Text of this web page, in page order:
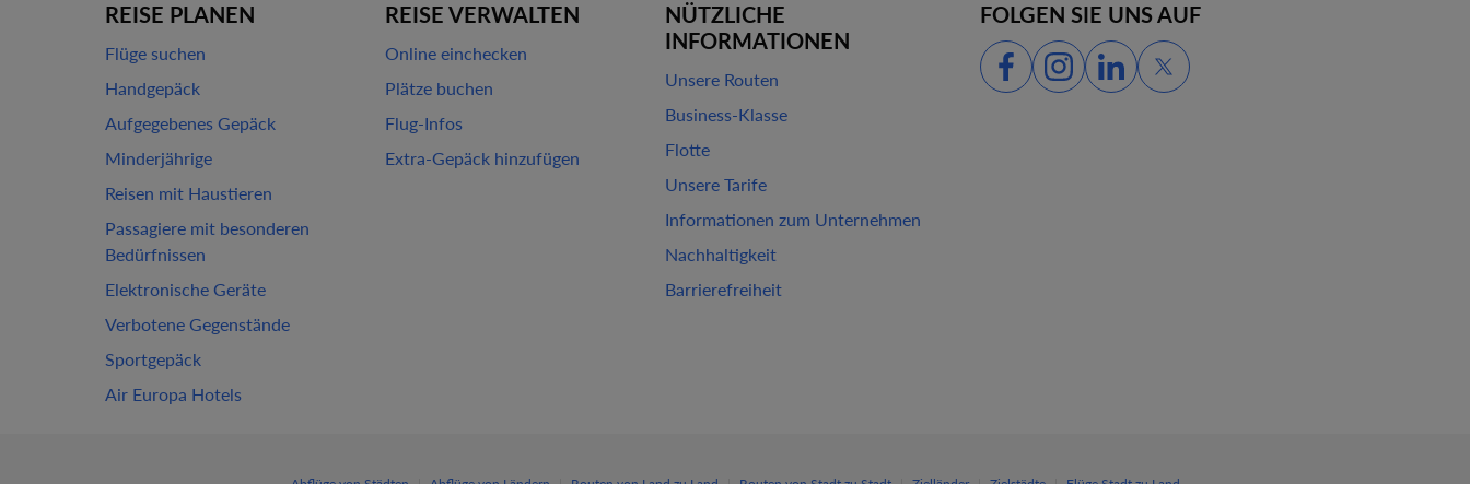
REISE PLANEN
Flüge suchen
Handgepäck
Aufgegebenes Gepäck
Minderjährige
Reisen mit Haustieren
Passagiere mit besonderen
Bedürfnissen
Elektronische Geräte
Verbotene Gegenstände
Sportgepäck
Air Europa Hotels
REISE VERWALTEN
Online einchecken
Plätze buchen
Flug-Infos
Extra-Gepäck hinzufügen
NÜTZLICHE
INFORMATIONEN
Unsere Routen
Business-Klasse
Flotte
Unsere Tarife
Informationen zum Unternehmen
Nachhaltigkeit
Barrierefreiheit
FOLGEN SIE UNS AUF